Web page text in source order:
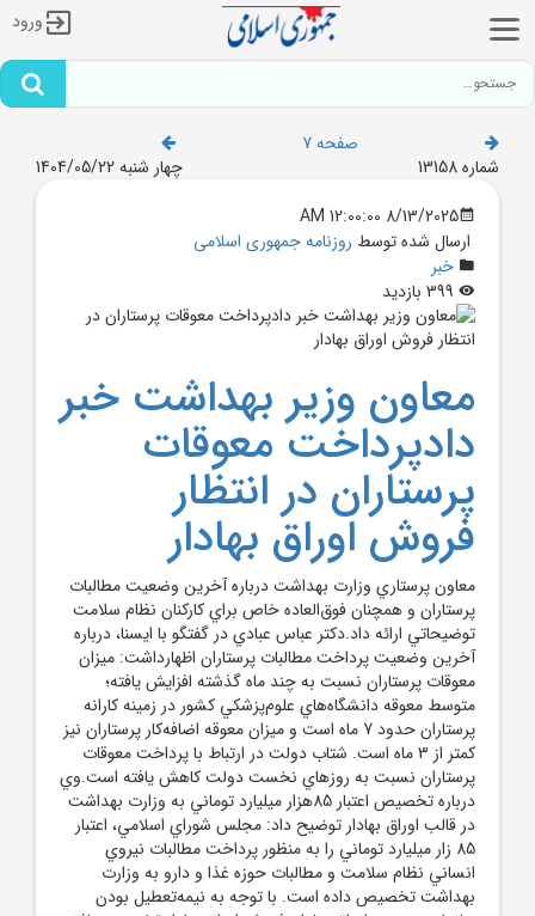
ورود
صفحه 7
شماره 13158
چهار شنبه 1404/05/22
8/13/2025 12:00:00 AM
ارسال شده توسط روزنامه جمهوری اسلامی
خبر
معاون وزير بهداشت خبر
دادپرداخت معوقات
پرستاران در انتظار
فروش اوراق بهادار
معاون پرستاري وزارت بهداشت درباره آخرين وضعيت مطالبات
پرستاران و همچنان فوق‌العاده خاص براي کارکنان نظام سلامت
توضيحاتي ارائه داد.دکتر عباس عبادي در گفتگو با ايسنا، درباره
آخرين وضعيت پرداخت مطالبات پرستاران اظهارداشت: ميزان
معوقات پرستاران نسبت به چند ماه گذشته افزايش يافته؛
متوسط معوقه دانشگاه‌هاي علوم‌پزشکي کشور در زمينه کارانه
پرستاران حدود 7 ماه است و ميزان معوقه اضافه‌کار پرستاران نيز
کمتر از 3 ماه است. شتاب دولت در ارتباط با پرداخت معوقات
پرستاران نسبت به روزهاي نخست دولت کاهش يافته است.وي
درباره تخصيص اعتبار 85هزار ميليارد توماني به وزارت بهداشت
در قالب اوراق بهادار توضيح داد: مجلس شوراي اسلامي، اعتبار
85 زار ميليارد توماني را به منظور پرداخت مطالبات نيروي
انساني نظام سلامت و مطالبات حوزه غذا و دارو به وزارت
بهداشت تخصيص داده است. با توجه به نيمه‌تعطيل بودن